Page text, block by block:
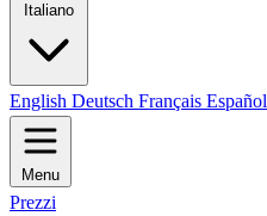
Italiano
English Deutsch Français Español
Menu
Prezzi